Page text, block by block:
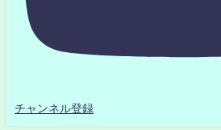
チャンネル登録